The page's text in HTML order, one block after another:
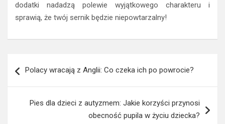
dodatki nadadzą polewie wyjątkowego charakteru i
sprawią, że twój sernik będzie niepowtarzalny!
wpisu
Polacy wracają z Anglii: Co czeka ich po powrocie?
Pies dla dzieci z autyzmem: Jakie korzyści przynosi
obecność pupila w życiu dziecka?